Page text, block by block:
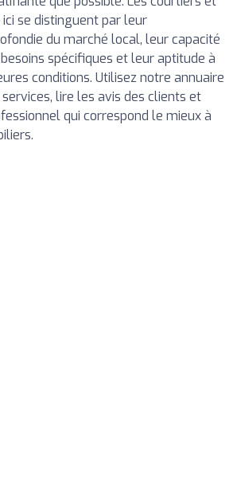
se distinguent par leur
du marché local, leur capacité
spécifiques et leur aptitude à
conditions. Utilisez notre annuaire
lire les avis des clients et
qui correspond le mieux à